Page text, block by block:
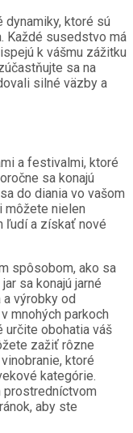
dynamiky, ktoré sú
Každé susedstvo má
k vášmu zážitku
sa na
silné väzby a
a festivalmi, ktoré
sa konajú
do diania vo vašom
môžete nielen
ľudí a získať nové
spôsobom, ako sa
sa konajú jarné
výrobky od
mnohých parkoch
určite obohatia váš
zažiť rôzne
ktoré
kategórie.
prostredníctvom
aby ste